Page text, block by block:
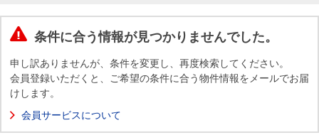
買いたいTOP
中古
マン
築・
売りたいTOP
無
料
却
店舗案内TOP
店舗のご
案内（首
案内（名
案内（関
会社情報TOP
ごあいさ
つ
要
Way
採用情報TOP
新卒採用
情報
採用情報
店舗案内
会社情報
採用情報
条件に合う情報が見つかりませんでした。
申し訳ありませんが、条件を変更し、再度検索してください。
会員登録いただくと、ご希望の条件に合う物件情報をメールでお届
けします。
会員サービスについて